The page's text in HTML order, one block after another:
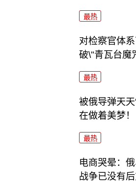
最热
对检察官体
破\"青瓦台魔
最热
被俄导弹天
在做着美梦！
最热
电商哭晕：
战争已没有